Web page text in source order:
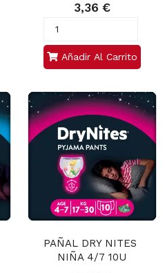
3,36 €
Añadir Al Carrito
PAÑAL DRY NITES
NIÑA 4/7 10U